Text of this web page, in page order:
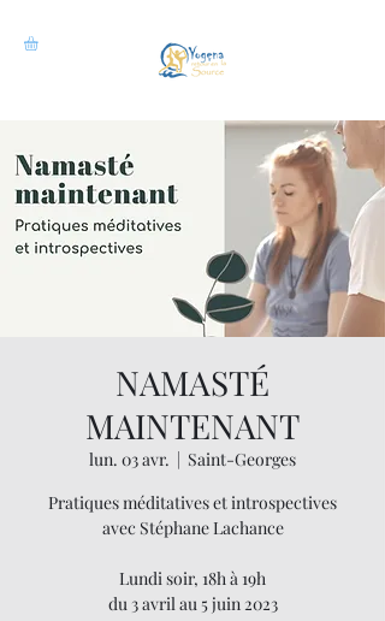
NAMASTÉ
MAINTENANT
lun. 03 avr.
  |
Saint-Georges
Pratiques méditatives et introspectives
avec Stéphane Lachance
Lundi soir, 18h à 19h
du 3 avril au 5 juin 2023